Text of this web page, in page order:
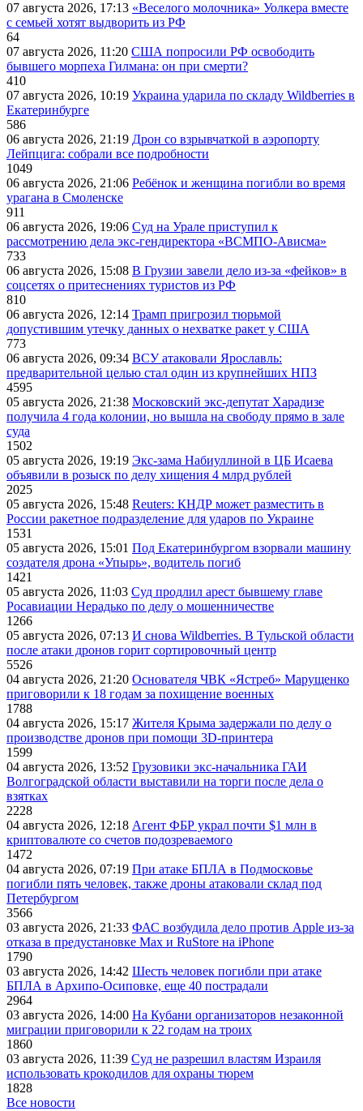
07 августа 2026, 17:13 «Веселого молочника» Уолкера вместе
с семьей хотят выдворить из РФ
64
07 августа 2026, 11:20 США попросили РФ освободить
бывшего морпеха Гилмана: он при смерти?
410
07 августа 2026, 10:19 Украина ударила по складу Wildberries в
Екатеринбурге
586
06 августа 2026, 21:19 Дрон со взрывчаткой в аэропорту
Лейпцига: собрали все подробности
1049
06 августа 2026, 21:06 Ребёнок и женщина погибли во время
урагана в Смоленске
911
06 августа 2026, 19:06 Суд на Урале приступил к
рассмотрению дела экс-гендиректора «ВСМПО-Ависма»
733
06 августа 2026, 15:08 В Грузии завели дело из-за «фейков» в
соцсетях о притеснениях туристов из РФ
810
06 августа 2026, 12:14 Трамп пригрозил тюрьмой
допустившим утечку данных о нехватке ракет у США
773
06 августа 2026, 09:34 ВСУ атаковали Ярославль:
предварительной целью стал один из крупнейших НПЗ
4595
05 августа 2026, 21:38 Московский экс-депутат Харадизе
получила 4 года колонии, но вышла на свободу прямо в зале
суда
1502
05 августа 2026, 19:19 Экс-зама Набиуллиной в ЦБ Исаева
объявили в розыск по делу хищения 4 млрд рублей
2025
05 августа 2026, 15:48 Reuters: КНДР может разместить в
России ракетное подразделение для ударов по Украине
1531
05 августа 2026, 15:01 Под Екатеринбургом взорвали машину
создателя дрона «Упырь», водитель погиб
1421
05 августа 2026, 11:03 Суд продлил арест бывшему главе
Росавиации Нерадько по делу о мошенничестве
1266
05 августа 2026, 07:13 И снова Wildberries. В Тульской области
после атаки дронов горит сортировочный центр
5526
04 августа 2026, 21:20 Основателя ЧВК «Ястреб» Марущенко
приговорили к 18 годам за похищение военных
1788
04 августа 2026, 15:17 Жителя Крыма задержали по делу о
производстве дронов при помощи 3D‑принтера
1599
04 августа 2026, 13:52 Грузовики экс-начальника ГАИ
Волгоградской области выставили на торги после дела о
взятках
2228
04 августа 2026, 12:18 Агент ФБР украл почти $1 млн в
криптовалюте со счетов подозреваемого
1472
04 августа 2026, 07:19 При атаке БПЛА в Подмосковье
погибли пять человек, также дроны атаковали склад под
Петербургом
3566
03 августа 2026, 21:33 ФАС возбудила дело против Apple из-за
отказа в предустановке Max и RuStore на iPhone
1790
03 августа 2026, 14:42 Шесть человек погибли при атаке
БПЛА в Архипо-Осиповке, еще 40 пострадали
2964
03 августа 2026, 14:00 На Кубани организаторов незаконной
миграции приговорили к 22 годам на троих
1860
03 августа 2026, 11:39 Суд не разрешил властям Израиля
использовать крокодилов для охраны тюрем
1828
Все новости